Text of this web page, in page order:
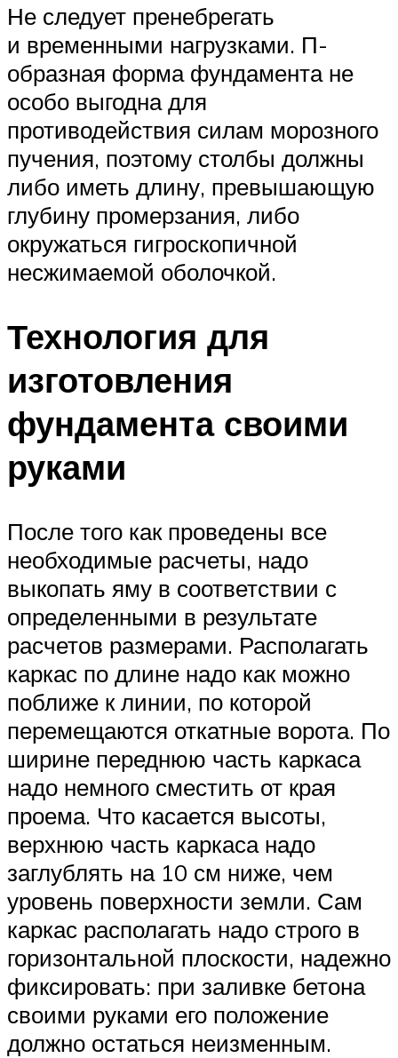
Не следует пренебрегать
и временными нагрузками. П-
образная форма фундамента не
особо выгодна для
противодействия силам морозного
пучения, поэтому столбы должны
либо иметь длину, превышающую
глубину промерзания, либо
окружаться гигроскопичной
несжимаемой оболочкой.
Технология для
изготовления
фундамента своими
руками
После того как проведены все
необходимые расчеты, надо
выкопать яму в соответствии с
определенными в результате
расчетов размерами. Располагать
каркас по длине надо как можно
поближе к линии, по которой
перемещаются откатные ворота. По
ширине переднюю часть каркаса
надо немного сместить от края
проема. Что касается высоты,
верхнюю часть каркаса надо
заглублять на 10 см ниже, чем
уровень поверхности земли. Сам
каркас располагать надо строго в
горизонтальной плоскости, надежно
фиксировать: при заливке бетона
своими руками его положение
должно остаться неизменным.